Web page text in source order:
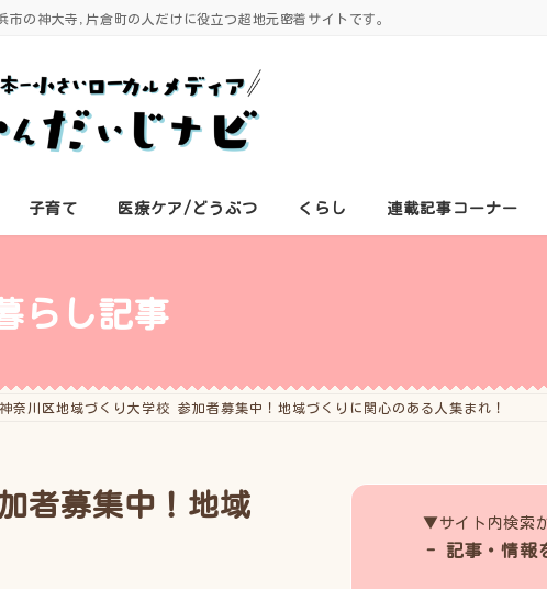
市の神大寺,片倉町の人だけに役立つ超地元密着サイトです。
子育て 医療ケア/どうぶつ くらし 連載記事コーナー
らし記事
奈川区地域づくり大学校 参加者募集中！地域づくりに関心のある人集まれ！
者募集中！地域
▼サイト内検索
- 記事・情報